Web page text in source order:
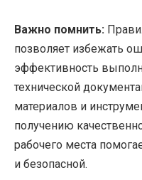
Важно помнить:
позволяет избежать
эффективность
технической
материалов и
получению
рабочего места
и безопасной.